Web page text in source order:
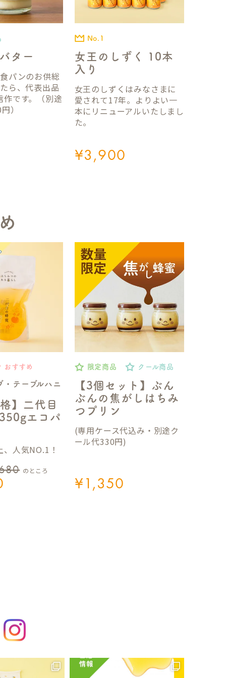
ター
パンのお供総
ら、代表出品
作です。（別途
）
女王のしずく 10本
入り
No.1
¥3,900
女王のしずくはみなさまに
愛されて17年。よりよい一
本にリニューアルいたしまし
た。
・テーブルハニ
】二代目
エコパ
おすすめ
のところ
人気NO.1！
【3個セット】ぶん
ぶんの焦がしはちみ
つプリン
限定商品 クール商品
¥1,350
(専用ケース代込み・別途ク
ール代330円)